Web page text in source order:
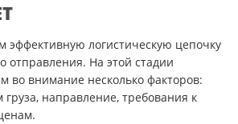
эффективную логистическую цепочку
отправления. На этой стадии
во внимание несколько факторов:
груза, направление, требования к